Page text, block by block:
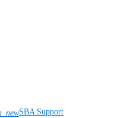
SBA Support